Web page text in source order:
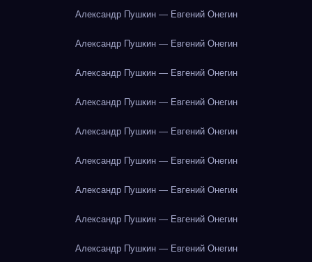
Александр Пушкин — Евгений Онегин
Александр Пушкин — Евгений Онегин
Александр Пушкин — Евгений Онегин
Александр Пушкин — Евгений Онегин
Александр Пушкин — Евгений Онегин
Александр Пушкин — Евгений Онегин
Александр Пушкин — Евгений Онегин
Александр Пушкин — Евгений Онегин
Александр Пушкин — Евгений Онегин